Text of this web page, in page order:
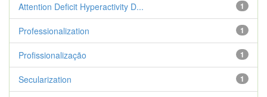
1
Attention Deficit Hyperactivity D...
1
Professionalization
1
Profissionalização
1
Secularization